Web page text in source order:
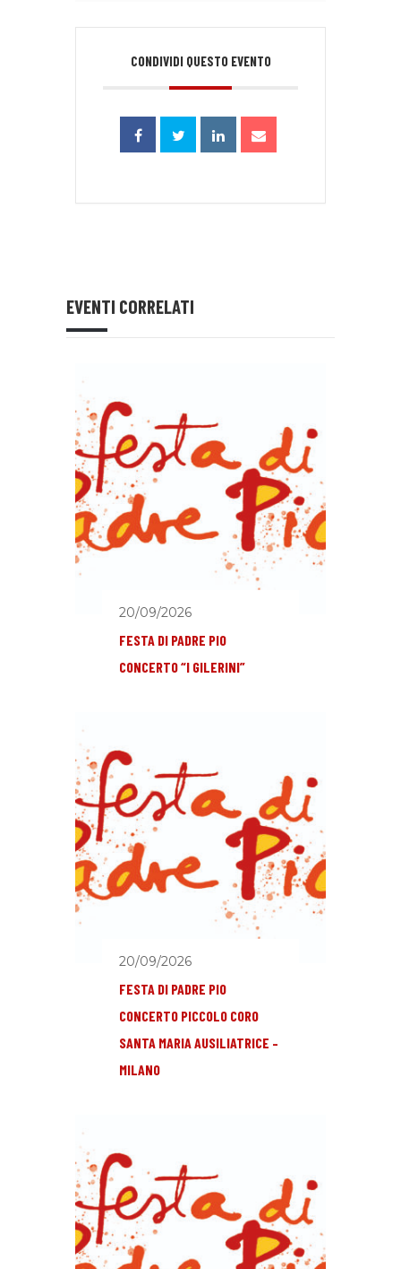
CONDIVIDI QUESTO EVENTO
EVENTI CORRELATI
20/09/2026
FESTA DI PADRE PIO
CONCERTO “I GILERINI”
20/09/2026
FESTA DI PADRE PIO
CONCERTO PICCOLO CORO
SANTA MARIA AUSILIATRICE –
MILANO